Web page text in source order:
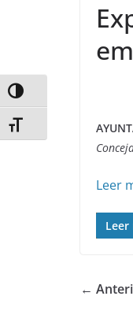
Alternar alto contraste
Alternar tamaño de
Leer
Leer
←